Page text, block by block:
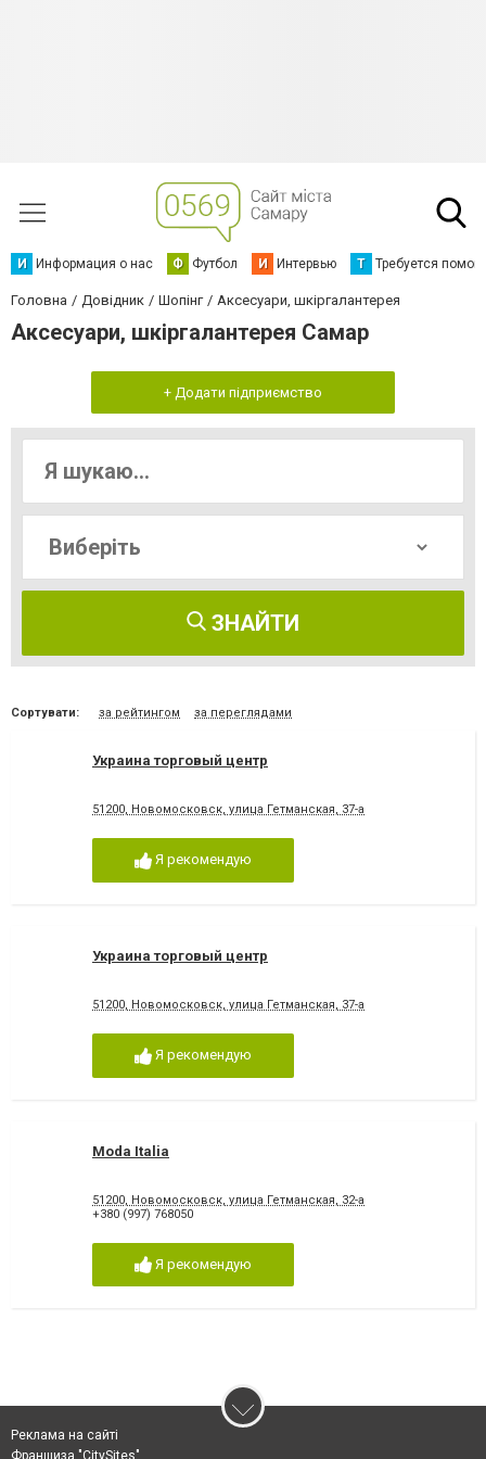
И Информация о нас Ф Футбол И Интервью Т Требуется
Головна Довідник Шопінг Аксесуари, шкіргалантерея
Аксесуари, шкіргалантерея Самар
+ Додати підприємство
ЗНАЙТИ
Сортувати: за рейтингом за переглядами
Украина торговый центр
51200, Новомосковск, улица Гетманская, 37-а
Я рекомендую
Украина торговый центр
51200, Новомосковск, улица Гетманская, 37-а
Я рекомендую
Moda Italia
51200, Новомосковск, улица Гетманская, 32-а
+380 (997) 768050
Я рекомендую
Реклама на сайті